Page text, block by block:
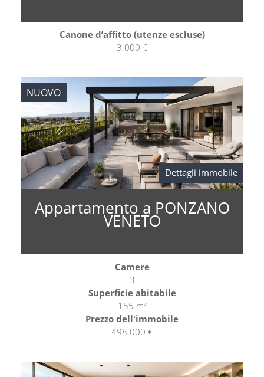
Canone d’affitto (utenze escluse)
3.000 €
NUOVO
Dettagli immobile
Appartamento a PONZANO
VENETO
Camere
3
Superficie abitabile
155 m²
Prezzo dell'immobile
498.000 €